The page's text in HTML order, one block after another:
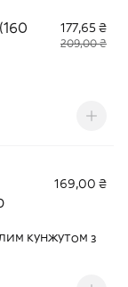
177,65 ₴
209,00 ₴
169,00 ₴
кунжутом з